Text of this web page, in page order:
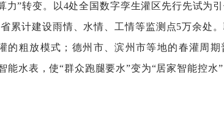
”转变。以4处全国数字孪生灌区先行先试为
累计建设雨情、水情、工情等监测点5万余处
的粗放模式；德州市、滨州市等地的春灌周期
水表，使“群众跑腿要水”变为“居家智能控水